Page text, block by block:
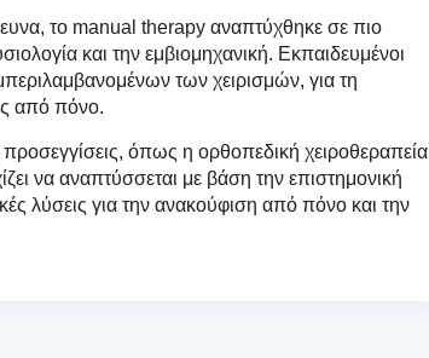
το manual therapy αναπτύχθηκε σε πιο
και την εμβιομηχανική. Εκπαιδευμένοι
των χειρισμών, για τη
από πόνο.
όπως η ορθοπεδική χειροθεραπεία
να αναπτύσσεται με βάση την επιστημονική
λύσεις για την ανακούφιση από πόνο και την